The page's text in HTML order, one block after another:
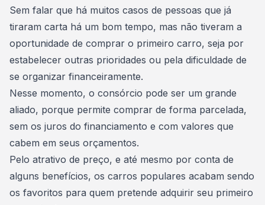
Sem falar que há muitos casos de pessoas que já
tiraram carta há um bom tempo, mas não tiveram a
oportunidade de comprar o primeiro carro, seja por
estabelecer outras prioridades ou pela dificuldade de
se organizar financeiramente.
Nesse momento, o consórcio pode ser um grande
aliado, porque permite comprar de forma parcelada,
sem os juros do financiamento e com valores que
cabem em seus orçamentos.
Pelo atrativo de preço, e até mesmo por conta de
alguns benefícios, os carros populares acabam sendo
os favoritos para quem pretende adquirir seu primeiro